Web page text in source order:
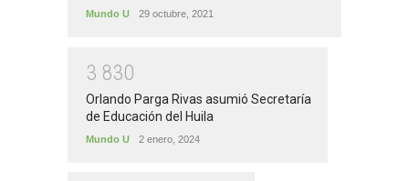
Mundo U 29 octubre, 2021
3 830
Orlando Parga Rivas asumió Secretaría
de Educación del Huila
Mundo U 2 enero, 2024